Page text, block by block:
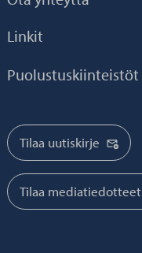
Linkit
Puolustuskiinteistöt
Tilaa uutiskirje
Tilaa mediatiedotteet